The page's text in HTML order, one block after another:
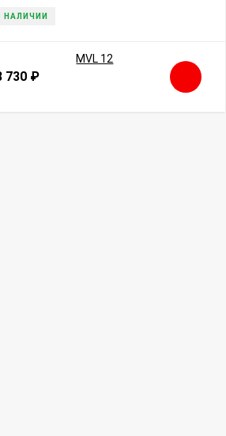
НАЛИЧИИ
730 ₽